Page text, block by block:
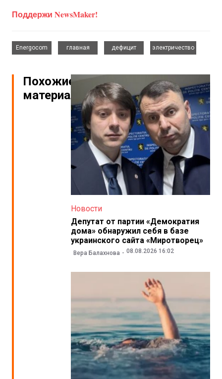
Поддержи NewsMaker!
Energocom
главная
дефицит
электричество
Похожие
материалы
Новости
Депутат от партии «Демократия
дома» обнаружил себя в базе
украинского сайта «Миротворец»
Вера Балахнова 08.08.2026 16:02